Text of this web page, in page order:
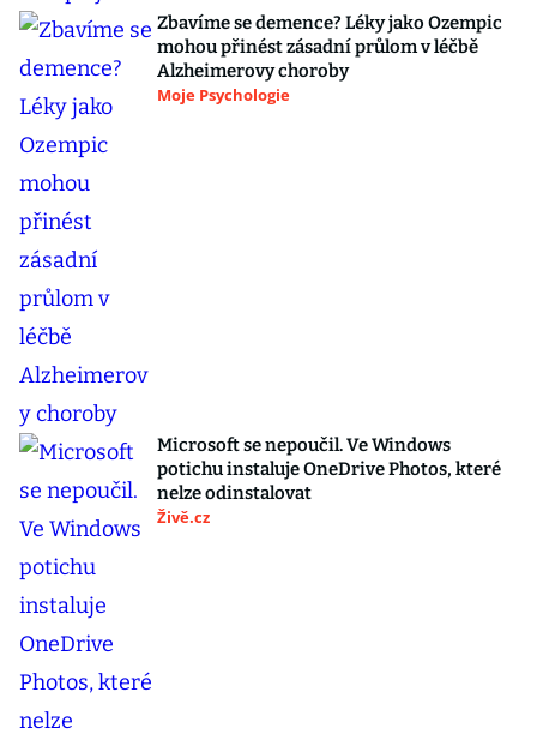
Zbavíme se demence? Léky jako Ozempic
mohou přinést zásadní průlom v léčbě
Alzheimerovy choroby
Moje Psychologie
Microsoft se nepoučil. Ve Windows
potichu instaluje OneDrive Photos, které
nelze odinstalovat
Živě.cz